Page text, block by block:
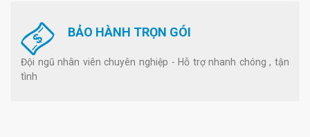
BẢO HÀNH TRỌN GÓI
Đội ngũ nhân viên chuyên nghiệp - Hỗ trợ nhanh chóng , tận
tình